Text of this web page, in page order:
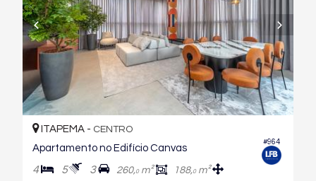
#964
ITAPEMA - CENTRO
Apartamento no Edifício Canvas
4 5 3 260,0m² 188,0m²